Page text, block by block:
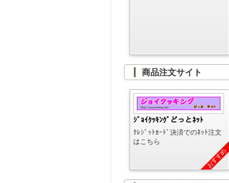
商品注文サイト
ｼﾞｮｲｸｯｷﾝｸﾞどっとﾈｯﾄ
ｸﾚｼﾞｯﾄｶｰﾄﾞ決済でのﾈｯﾄ注文
はこちら
おすすめ